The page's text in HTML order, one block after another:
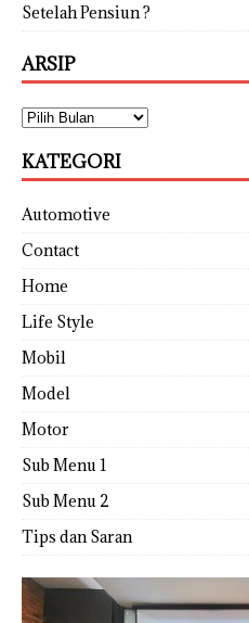
Setelah Pensiun ?
ARSIP
KATEGORI
Automotive
Contact
Home
Life Style
Mobil
Model
Motor
Sub Menu 1
Sub Menu 2
Tips dan Saran